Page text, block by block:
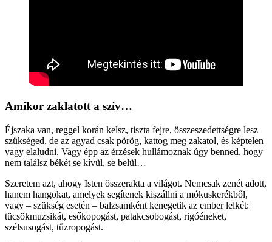
Amikor zaklatott a szív…
Éjszaka van, reggel korán kelsz, tiszta fejre, összeszedettségre lesz
szükséged, de az agyad csak pörög, kattog meg zakatol, és képtelen
vagy elaludni. Vagy épp az érzések hullámoznak úgy benned, hogy
nem találsz békét se kívül, se belül…
Szeretem azt, ahogy Isten összerakta a világot. Nemcsak zenét adott,
hanem hangokat, amelyek segítenek kiszállni a mókuskerékből,
vagy – szükség esetén – balzsamként kenegetik az ember lelkét:
tücsökmuzsikát, esőkopogást, patakcsobogást, rigóéneket,
szélsusogást, tűzropogást.